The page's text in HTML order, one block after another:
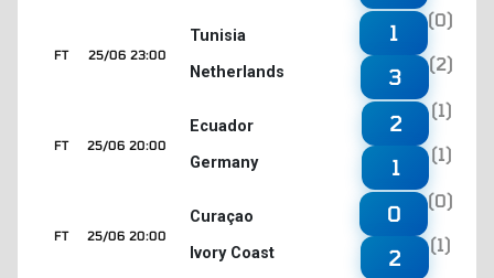
25/06 23:00
FT
Tunisia
Netherlands
1
(0)
3
(2)
25/06 20:00
FT
Ecuador
Germany
2
(1)
1
(1)
25/06 20:00
FT
Curaçao
Ivory Coast
0
(0)
2
(1)